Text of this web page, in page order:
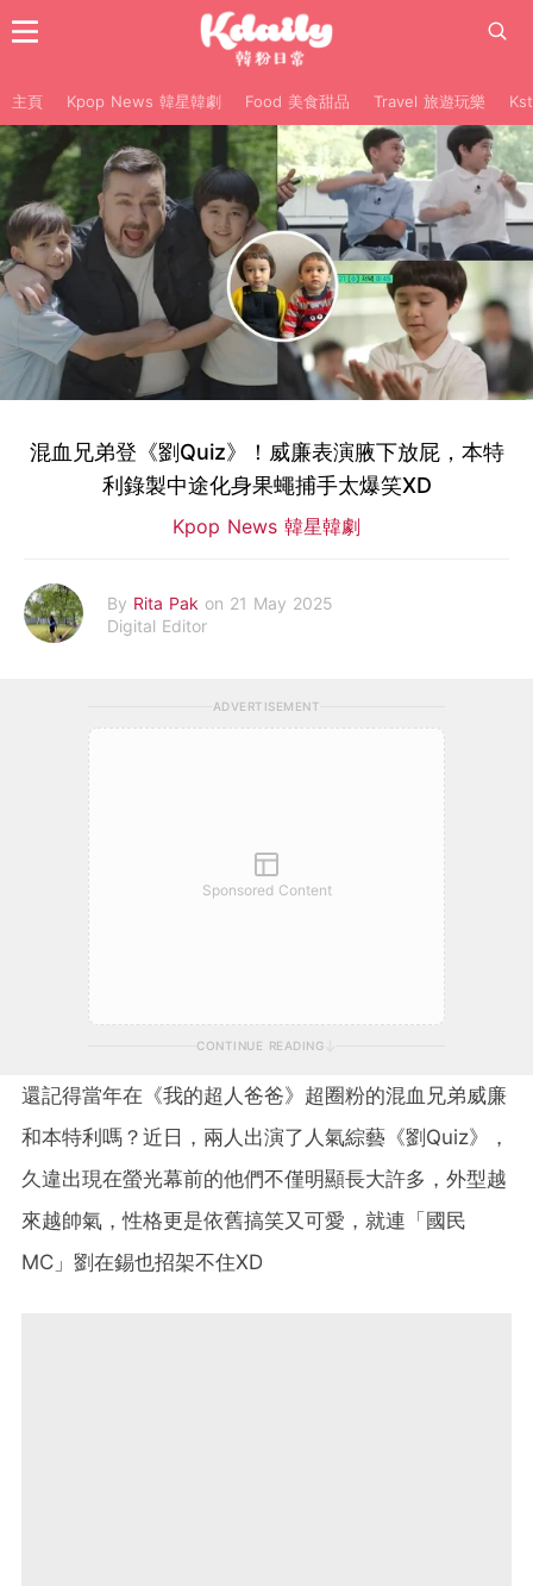
主頁 Kpop News 韓星韓劇 Food 美食甜品 Travel 旅遊玩樂
混血兄弟登《劉Quiz》！威廉表演腋下放屁，本特
利錄製中途化身果蠅捕手太爆笑XD
Kpop News 韓星韓劇
By Rita Pak on 21 May 2025
Digital Editor
ADVERTISEMENT
Sponsored Content
CONTINUE READING
還記得當年在《我的超人爸爸》超圈粉的混血兄弟威廉
和本特利嗎？近日，兩人出演了人氣綜藝《劉Quiz》，
久違出現在螢光幕前的他們不僅明顯長大許多，外型越
來越帥氣，性格更是依舊搞笑又可愛，就連「國民
MC」劉在錫也招架不住XD